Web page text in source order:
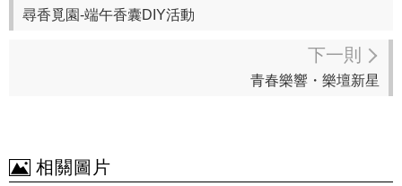
尋香覓園-端午香囊DIY活動
下一則
青春樂響・樂壇新星
相關圖片